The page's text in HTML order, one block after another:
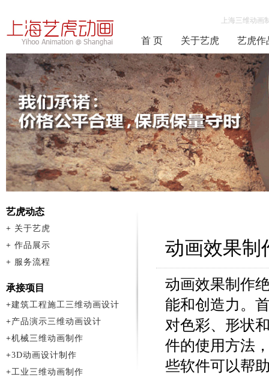
上海三维动
首 页 关于艺虎 艺虎作
动画效果制
动画效果制作
能和创造力。
对色彩、形状
件的使用方法
些软件可以帮
艺虎动态
+ 关于艺虎
+ 作品展示
+ 服务流程
承接项目
+建筑工程施工三维动画设计
+产品演示三维动画设计
+机械三维动画制作
+3D动画设计制作
+工业三维动画制作